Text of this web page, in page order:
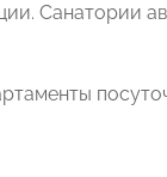
Санатории